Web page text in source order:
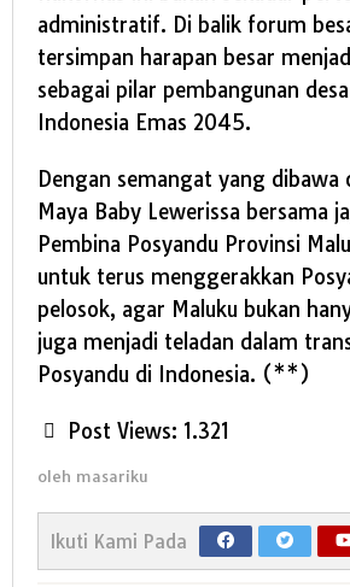
administratif. Di balik forum
tersimpan harapan besar
sebagai pilar pembangunan
Indonesia Emas 2045.
Dengan semangat yang dibawa
Maya Baby Lewerissa bersama
Pembina Posyandu Provinsi
untuk terus menggerakkan
pelosok, agar Maluku bukan
juga menjadi teladan dalam
Posyandu di Indonesia. (**)
Post Views: 1.321
oleh masariku
Ikuti Kami Pada